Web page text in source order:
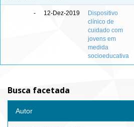
- 12-Dez-2019
Dispositivo
clínico de
cuidado com
jovens em
medida
socioeducativa
Busca facetada
Autor